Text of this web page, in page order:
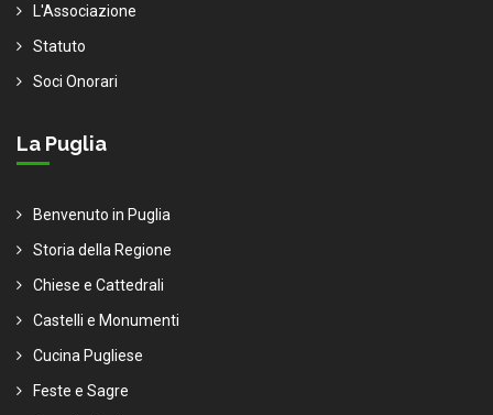
L'Associazione
Statuto
Soci Onorari
La Puglia
Benvenuto in Puglia
Storia della Regione
Chiese e Cattedrali
Castelli e Monumenti
Cucina Pugliese
Feste e Sagre